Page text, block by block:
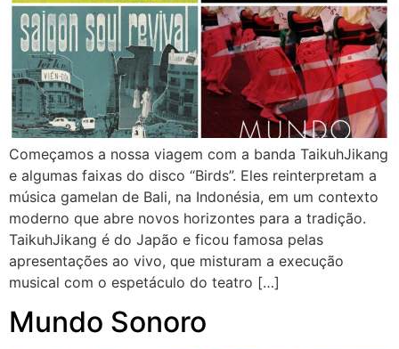
Começamos a nossa viagem com a banda TaikuhJikang
e algumas faixas do disco “Birds”. Eles reinterpretam a
música gamelan de Bali, na Indonésia, em um contexto
moderno que abre novos horizontes para a tradição.
TaikuhJikang é do Japão e ficou famosa pelas
apresentações ao vivo, que misturam a execução
musical com o espetáculo do teatro […]
Mundo Sonoro